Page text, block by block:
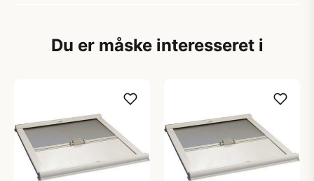
Du er måske interesseret i